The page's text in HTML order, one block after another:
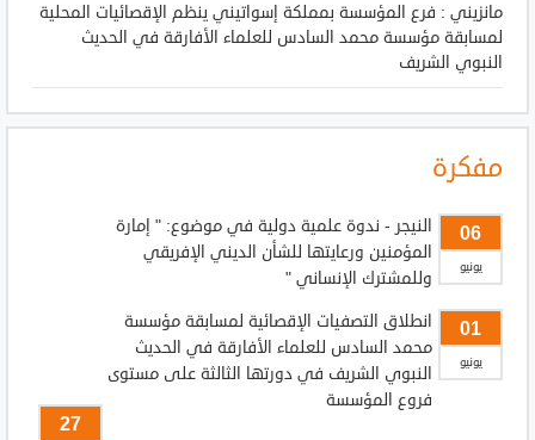
مانزيني : فرع المؤسسة بمملكة إسواتيني ينظم الإقصائيات المحلية
لمسابقة مؤسسة محمد السادس للعلماء الأفارقة في الحديث
النبوي الشريف
مفكرة
06
يونيو
النيجر - ندوة علمية دولية في موضوع: " إمارة
المؤمنين ورعايتها للشأن الديني الإفريقي
وللمشترك الإنساني "
01
يونيو
انطلاق التصفيات الإقصائية لمسابقة مؤسسة
محمد السادس للعلماء الأفارقة في الحديث
النبوي الشريف في دورتها الثالثة على مستوى
فروع المؤسسة
27